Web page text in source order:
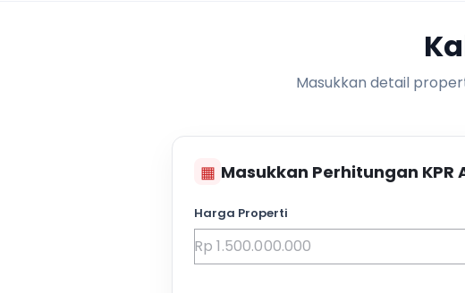
Masukkan detail
▦ Masukkan Perhitungan KPR
Harga Properti